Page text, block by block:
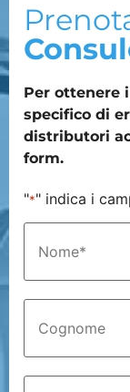
Per ottenere
specifico di
distributori
form.
"*" indica i